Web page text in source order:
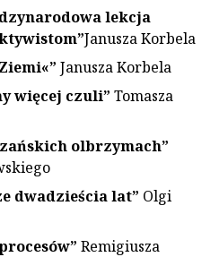
lekcja
Janusza Korbela
Janusza Korbela
więcej czuli” Tomasza
olbrzymach”
dwadzieścia lat” Olgi
Remigiusza